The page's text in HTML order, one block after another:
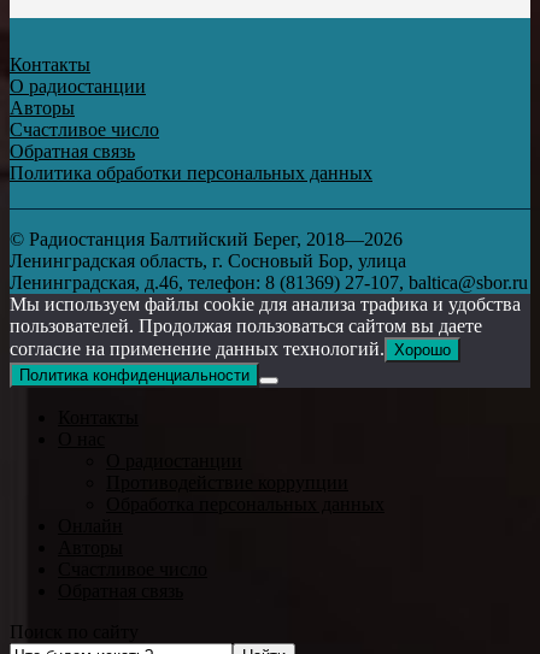
Контакты
О радиостанции
Авторы
Счастливое число
Обратная связь
Политика обработки персональных данных
© Радиостанция Балтийский Берег, 2018—2026
Ленинградская область, г. Сосновый Бор, улица
Ленинградская, д.46, телефон: 8 (81369) 27-107, baltica@sbor.ru
Мы используем файлы cookie для анализа трафика и удобства
пользователей. Продолжая пользоваться сайтом вы даете
согласие на применение данных технологий. Хорошо
Политика конфиденциальности
Поиск по сайту